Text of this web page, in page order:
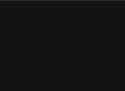
货架重型货架
广州阁楼货架